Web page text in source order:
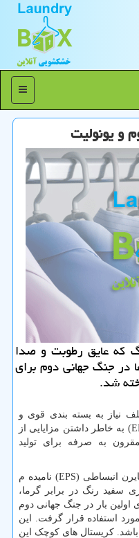
منو
و یونولیت
كه عایق رطوبت و صدا
در جنگ جهانی دوم برای
شد.
نیاز به بسته بندی قوی و
) به خاطر داشتن مزایایی از
به صرفه برای تولید
انبساطی (EPS) نامیده م
سفید رنگ در برابر گرما،
بار در جنگ جهانی دوم
استفاده قرار گرفت. این
کریستال های کوچک این